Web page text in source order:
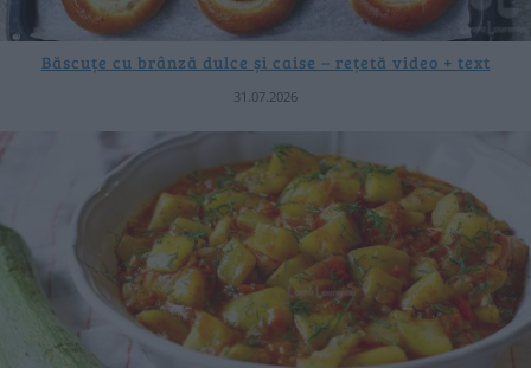
Băscuțe cu brânză dulce și caise – rețetă video + text
31.07.2026